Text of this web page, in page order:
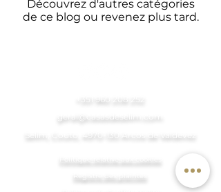
Découvrez d'autres catégories
de ce blog ou revenez plus tard.
+351 960 208 252
geral@casasdeselim.com
Selim, Couto, 4970-130 Arcos de Valdevez
Registre des plaintes